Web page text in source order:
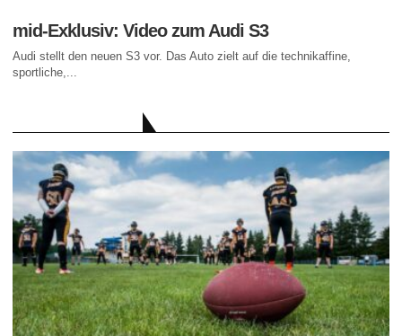
mid-Exklusiv: Video zum Audi S3
Audi stellt den neuen S3 vor. Das Auto zielt auf die technikaffine,
sportliche,...